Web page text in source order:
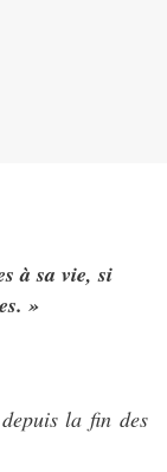
à sa vie, si
»
la fin des